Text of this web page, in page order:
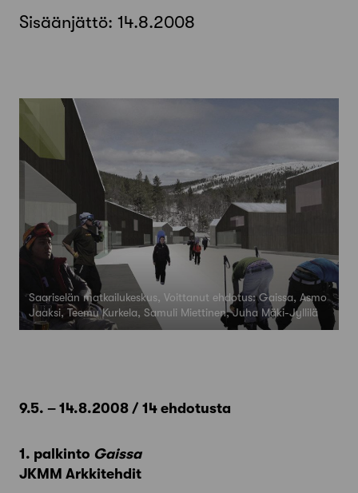
Sisäänjättö: 14.8.2008
Saariselän matkailukeskus, Voittanut ehdotus: Gaissa, Asmo
Jaaksi, Teemu Kurkela, Samuli Miettinen, Juha Mäki-Jyllilä
9.5. – 14.8.2008 / 14 ehdotusta
1. palkinto Gaissa
JKMM Arkkitehdit